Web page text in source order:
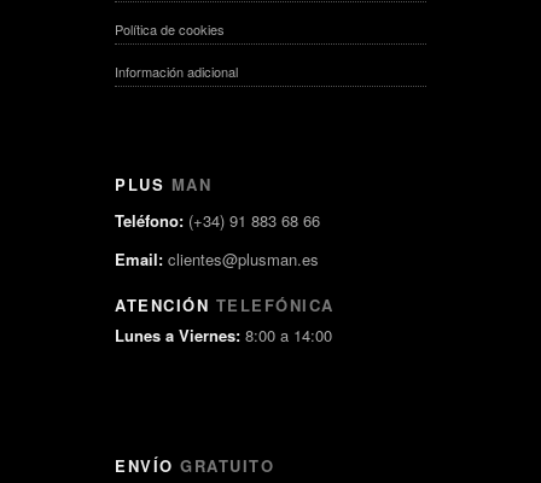
Política de cookies
Información adicional
PLUS MAN
Teléfono: (+34) 91 883 68 66
Email: clientes@plusman.es
ATENCIÓN TELEFÓNICA
Lunes a Viernes: 8:00 a 14:00
ENVÍO GRATUITO